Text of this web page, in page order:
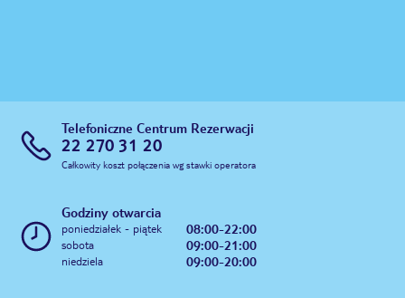
Telefoniczne Centrum Rezerwacji
22 270 31 20
Całkowity koszt połączenia wg stawki operatora
Godziny otwarcia
poniedziałek - piątek 08:00-22:00
sobota 09:00-21:00
niedziela 09:00-20:00